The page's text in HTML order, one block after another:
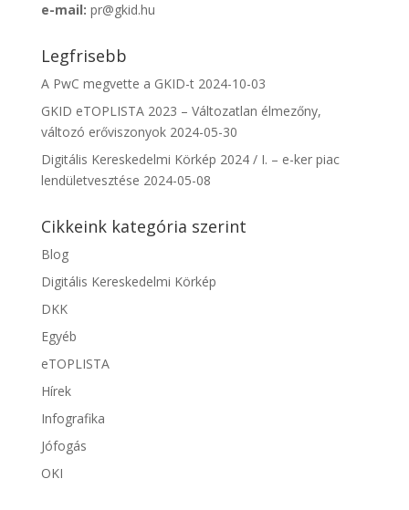
e-mail: pr@gkid.hu
Legfrisebb
A PwC megvette a GKID-t 2024-10-03
GKID eTOPLISTA 2023 – Változatlan élmezőny,
változó erőviszonyok 2024-05-30
Digitális Kereskedelmi Körkép 2024 / I. – e-ker piac
lendületvesztése 2024-05-08
Cikkeink kategória szerint
Blog
Digitális Kereskedelmi Körkép
DKK
Egyéb
eTOPLISTA
Hírek
Infografika
Jófogás
OKI